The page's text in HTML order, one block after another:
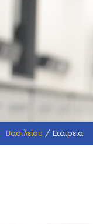
Βασιλείου / Εταιρεία